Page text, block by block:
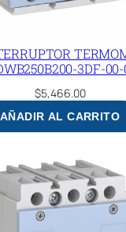
3DF-
$5,466.00
AÑADIR AL CARRITO